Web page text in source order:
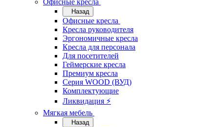
Офисные кресла
Назад
Офисные кресла
Кресла руководителя
Эргономичные кресла
Кресла для персонала
Для посетителей
Геймерские кресла
Премиум кресла
Серия WOOD (ВУД)
Комплектующие
Ликвидация ⚡
Мягкая мебель
Назад